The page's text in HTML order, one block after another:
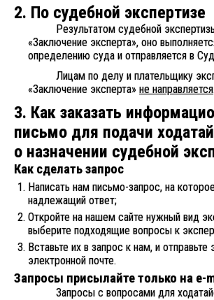
2. По судебной экспертизе
Результатом судебной
«Заключение эксперта», оно
определению суда и отправляется в
Лицам по делу и плательщику
«Заключение эксперта» не направляется.
3. Как заказать
письмо для подачи
о назначении судебной
Как сделать запрос
Написать нам письмо-запрос, на
надлежащий ответ;
Откройте на нашем сайте нужный вид
выберите подходящие вопросы к
Вставьте их в запрос к нам, и отправьте
электронной почте.
Запросы присылайте только на e-
Запросы с вопросами для